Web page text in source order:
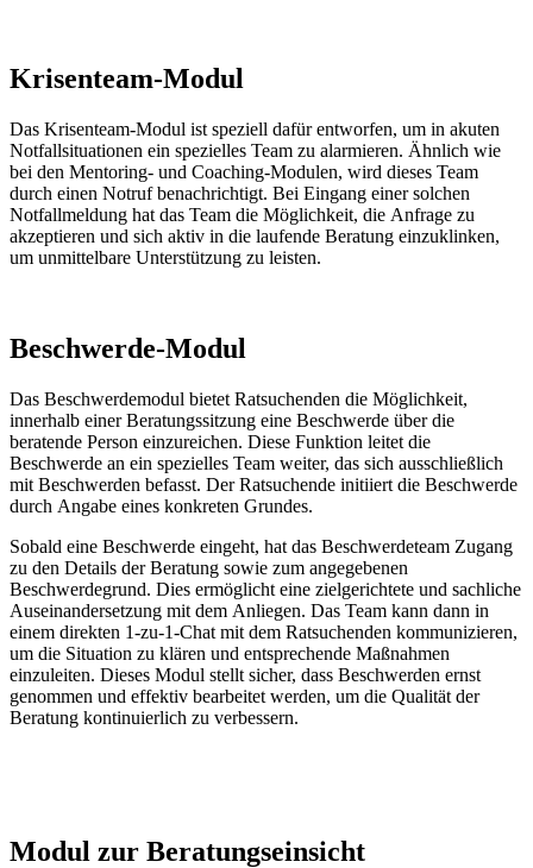
Krisenteam-Modul
Das Krisenteam-Modul ist speziell dafür entworfen, um in akuten
Notfallsituationen ein spezielles Team zu alarmieren. Ähnlich wie
bei den Mentoring- und Coaching-Modulen, wird dieses Team
durch einen Notruf benachrichtigt. Bei Eingang einer solchen
Notfallmeldung hat das Team die Möglichkeit, die Anfrage zu
akzeptieren und sich aktiv in die laufende Beratung einzuklinken,
um unmittelbare Unterstützung zu leisten.
Beschwerde-Modul
Das Beschwerdemodul bietet Ratsuchenden die Möglichkeit,
innerhalb einer Beratungssitzung eine Beschwerde über die
beratende Person einzureichen. Diese Funktion leitet die
Beschwerde an ein spezielles Team weiter, das sich ausschließlich
mit Beschwerden befasst. Der Ratsuchende initiiert die Beschwerde
durch Angabe eines konkreten Grundes.
Sobald eine Beschwerde eingeht, hat das Beschwerdeteam Zugang
zu den Details der Beratung sowie zum angegebenen
Beschwerdegrund. Dies ermöglicht eine zielgerichtete und sachliche
Auseinandersetzung mit dem Anliegen. Das Team kann dann in
einem direkten 1-zu-1-Chat mit dem Ratsuchenden kommunizieren,
um die Situation zu klären und entsprechende Maßnahmen
einzuleiten. Dieses Modul stellt sicher, dass Beschwerden ernst
genommen und effektiv bearbeitet werden, um die Qualität der
Beratung kontinuierlich zu verbessern.
Modul zur Beratungseinsicht